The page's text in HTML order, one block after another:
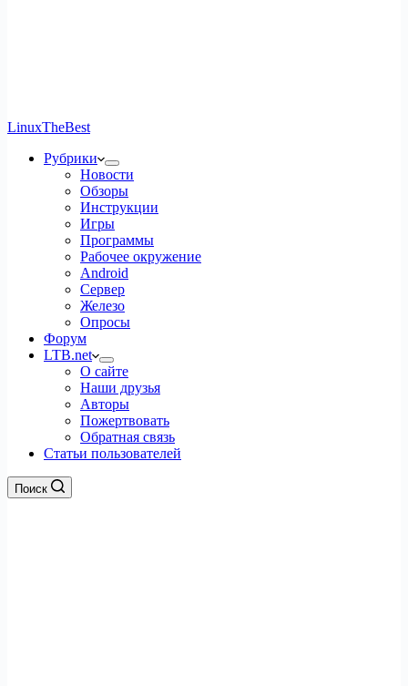
LinuxTheBest
Рубрики
Новости
Обзоры
Инструкции
Игры
Программы
Рабочее окружение
Android
Сервер
Железо
Опросы
Форум
LTB.net
О сайте
Наши друзья
Авторы
Пожертвовать
Обратная связь
Статьи пользователей
Поиск